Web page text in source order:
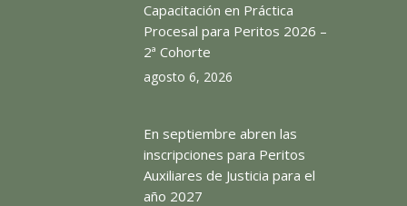
Capacitación en Práctica
Procesal para Peritos 2026 –
2ª Cohorte
agosto 6, 2026
En septiembre abren las
inscripciones para Peritos
Auxiliares de Justicia para el
año 2027